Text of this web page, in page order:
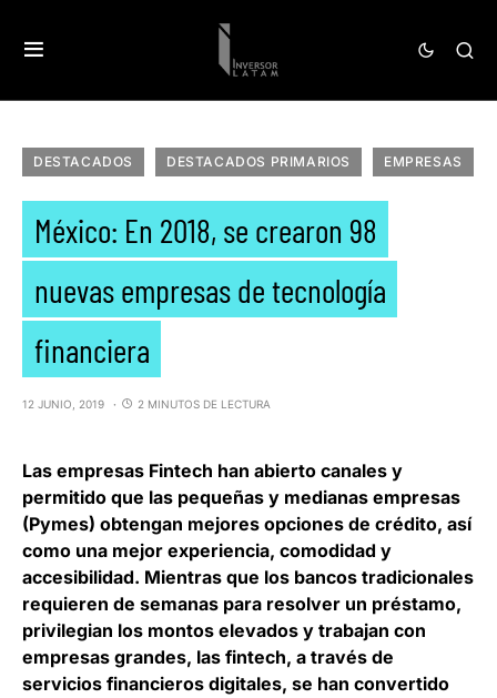
DESTACADOS DESTACADOS PRIMARIOS EMPRESAS
México: En 2018, se crearon 98
nuevas empresas de tecnología
financiera
12 JUNIO, 2019 2 MINUTOS DE LECTURA
Las empresas Fintech han abierto canales y
permitido que las pequeñas y medianas empresas
(Pymes) obtengan mejores opciones de crédito, así
como una mejor experiencia, comodidad y
accesibilidad. Mientras que los bancos tradicionales
requieren de semanas para resolver un préstamo,
privilegian los montos elevados y trabajan con
empresas grandes, las fintech, a través de
servicios financieros digitales, se han convertido